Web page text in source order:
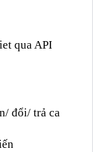
qua API
đổi/ trả ca